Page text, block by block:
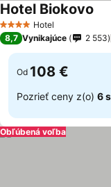
4 Počet hviezdičiek
Hotel
Hotel Biokovo
8,7 Vynikajúce 2 553
Od 108 €
Pozrieť ceny z(o) 6
Obľúbená voľba